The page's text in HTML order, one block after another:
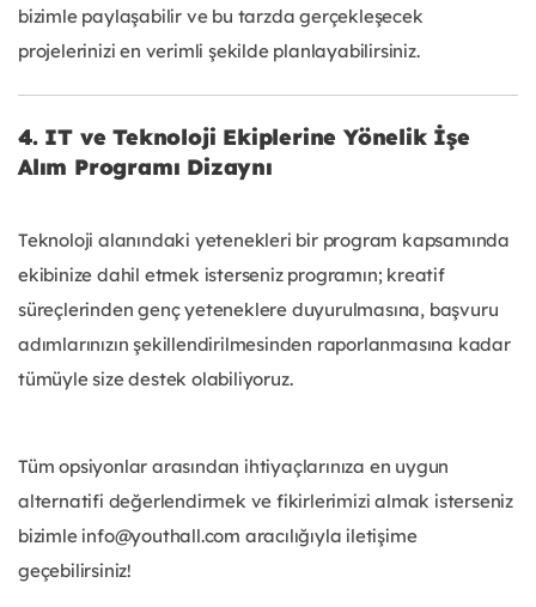
bizimle paylaşabilir ve bu tarzda gerçekleşecek
projelerinizi en verimli şekilde planlayabilirsiniz.
4. IT ve Teknoloji Ekiplerine Yönelik İşe
Alım Programı Dizaynı
Teknoloji alanındaki yetenekleri bir program kapsamında
ekibinize dahil etmek isterseniz programın; kreatif
süreçlerinden genç yeteneklere duyurulmasına, başvuru
adımlarınızın şekillendirilmesinden raporlanmasına kadar
tümüyle size destek olabiliyoruz.
Tüm opsiyonlar arasından ihtiyaçlarınıza en uygun
alternatifi değerlendirmek ve fikirlerimizi almak isterseniz
bizimle info@youthall.com aracılığıyla iletişime
geçebilirsiniz!